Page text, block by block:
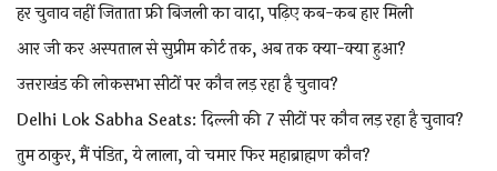
हर चुनाव नहीं जिताता फ्री बिजली का वादा, पढ़िए कब-कब हार मिली
आर जी कर अस्पताल से सुप्रीम कोर्ट तक, अब तक क्या-क्या हुआ?
उत्तराखंड की लोकसभा सीटों पर कौन लड़ रहा है चुनाव?
Delhi Lok Sabha Seats: दिल्ली की 7 सीटों पर कौन लड़ रहा है चुनाव?
तुम ठाकुर, मैं पंडित, ये लाला, वो चमार फिर महाब्राह्मण कौन?